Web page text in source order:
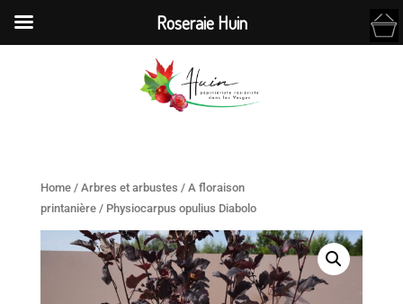
Home/ Arbres et arbustes / A floraison
printanière/ Physiocarpus opulius Diabolo
Roseraie Huin